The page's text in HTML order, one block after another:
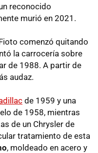
reconocido
murió en 2021.
comenzó quitando
la carrocería sobre
de 1988. A partir de
audaz.
de 1959 y una
de 1958, mientras
de un Chrysler de
tratamiento de esta
, moldeado en acero y